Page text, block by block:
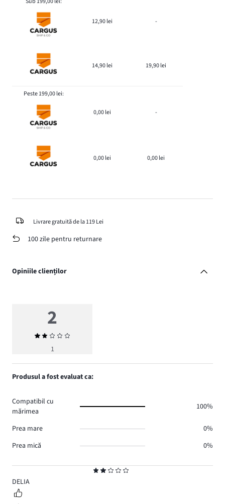
12,90 lei -
14,90 lei 19,90 lei
Peste 199,00 lei:
0,00 lei -
0,00 lei 0,00 lei
Livrare gratuită de la 119 Lei
100 zile pentru returnare
Opiniile clienților
2
DELIA
2
Evaluarea
medie
1
Produsul a fost evaluat ca:
Compatibil cu
mărimea
100%
Prea mare
0%
Prea mică
0%